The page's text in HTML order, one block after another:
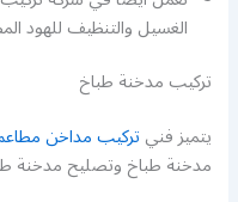
الغسيل والتنظيف للهود
تركيب مدخنة طباخ
يتميز فنيتركيب مداخن
مدخنة طباخ وتصليح مدخنة